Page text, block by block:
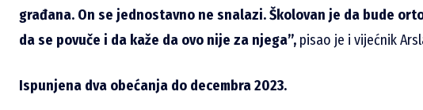
građana. On se jednostavno ne snalazi. Školovan je da bude
da se povuče i da kaže da ovo nije za njega”, pisao je i vijećnik
Ispunjena dva obećanja do decembra 2023.